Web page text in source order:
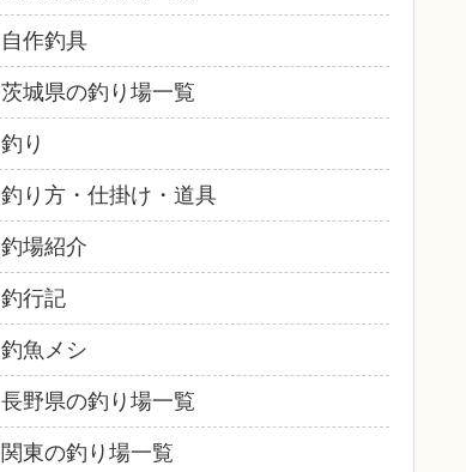
自作釣具
茨城県の釣り場一覧
釣り
釣り方・仕掛け・道具
釣場紹介
釣行記
釣魚メシ
長野県の釣り場一覧
関東の釣り場一覧